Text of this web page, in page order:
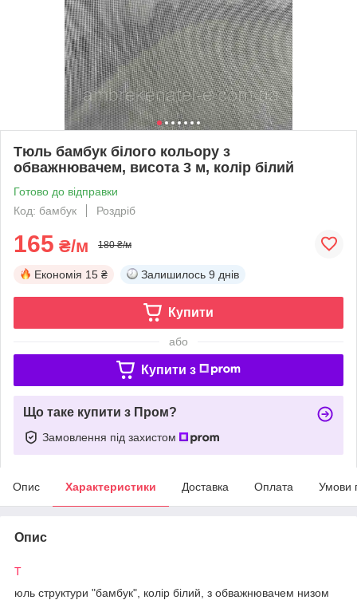
Тюль бамбук білого кольору з
обважнювачем, висота 3 м, колір білий
Готово до відправки
Код: бамбук
Роздріб
165 ₴/м 180 ₴/м
Економія 15 ₴ Залишилось 9 днів
Купити
або
Купити з
Що таке купити з Пром?
Замовлення під захистом
Опис Характеристики Доставка Оплата Умови
Опис
Т
юль структури "бамбук", колір білий, з обважнювачем низом